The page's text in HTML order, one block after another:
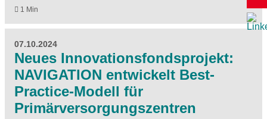
1 Min
07.10.2024
Neues Innovationsfondsprojekt:
NAVIGATION entwickelt Best-
Practice-Modell für
Primärversorgungszentren